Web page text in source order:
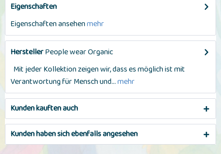
Eigenschaften
Eigenschaften ansehenmehr
HerstellerPeople wear Organic
Mit jeder Kollektion zeigen wir, dass es möglich ist mit
Verantwortung für Mensch und...mehr
Kunden kauften auch
Kunden haben sich ebenfalls angesehen